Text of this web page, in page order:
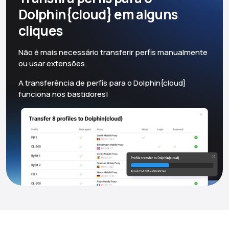
Dolphin{cloud} em alguns
cliques
Não é mais necessário transferir perfis manualmente
ou usar extensões.
A transferência de perfis para o Dolphin{cloud}
funciona nos bastidores!